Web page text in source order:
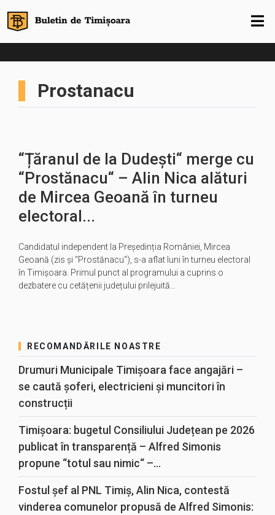
Prostanacu
“Țăranul de la Dudești“ merge cu
“Prostănacu“ – Alin Nica alături
de Mircea Geoană în turneu
electoral...
Candidatul independent la Președinția României, Mircea
Geoană (zis și “Prostănacu“), s-a aflat luni în turneu electoral
în Timișoara. Primul punct al programului a cuprins o
dezbatere cu cetățenii județului prilejuită…
RECOMANDĂRILE NOASTRE
Drumuri Municipale Timișoara face angajări –
se caută șoferi, electricieni și muncitori în
construcții
Timișoara: bugetul Consiliului Județean pe 2026
publicat în transparență – Alfred Simonis
propune “totul sau nimic“ –...
Fostul șef al PNL Timiș, Alin Nica, contestă
vinderea comunelor propusă de Alfred Simonis: